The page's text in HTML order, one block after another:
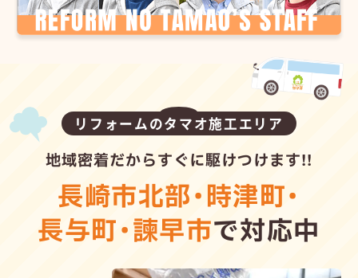
リフォームのタマオ施工エリア
地域密着だからすぐに駆けつけます!!
長崎市北部・時津町・
長与町・諫早市で対応中